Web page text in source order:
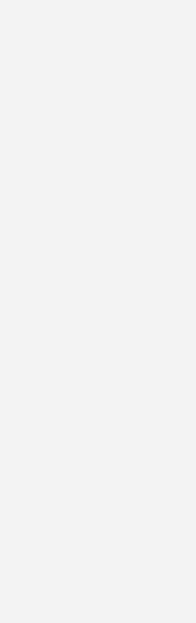
Zellen wird im
der Fachleute
nach Bedarf wie zum
werden entsprechend
Flüsterkraftwerk hätte
halten müssen in die
Prozess nennt sich